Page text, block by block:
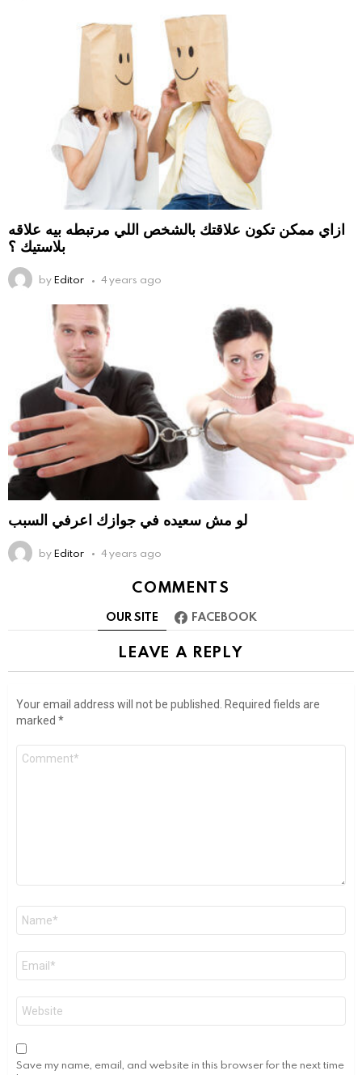
ازاي ممكن تكون علاقتك بالشخص اللي مرتبطه بيه علاقه
بلاستيك ؟
byEditor 4 years ago
لو مش سعيده في جوازك اعرفي السبب
byEditor 4 years ago
COMMENTS
OUR SITE FACEBOOK
LEAVE A REPLY
Your email address will not be published. Required fields are
marked *
Comment
Save my name, email, and website in this browser for the next time